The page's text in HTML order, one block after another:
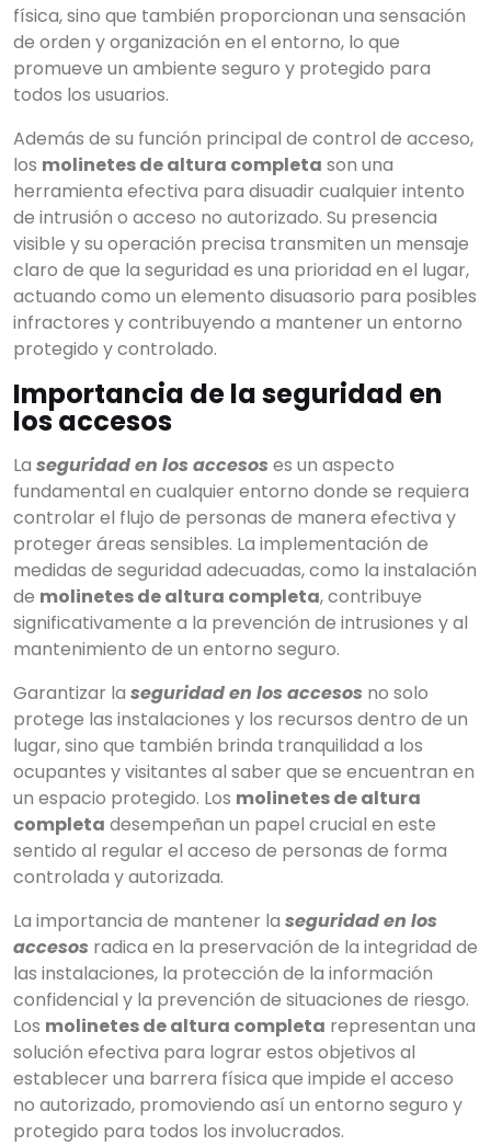
física, sino que también proporcionan una sensación
de orden y organización en el entorno, lo que
promueve un ambiente seguro y protegido para
todos los usuarios.
Además de su función principal de control de acceso,
los molinetes de altura completa son una
herramienta efectiva para disuadir cualquier intento
de intrusión o acceso no autorizado. Su presencia
visible y su operación precisa transmiten un mensaje
claro de que la seguridad es una prioridad en el lugar,
actuando como un elemento disuasorio para posibles
infractores y contribuyendo a mantener un entorno
protegido y controlado.
Importancia de la seguridad en
los accesos
La seguridad en los accesos es un aspecto
fundamental en cualquier entorno donde se requiera
controlar el flujo de personas de manera efectiva y
proteger áreas sensibles. La implementación de
medidas de seguridad adecuadas, como la instalación
de molinetes de altura completa, contribuye
significativamente a la prevención de intrusiones y al
mantenimiento de un entorno seguro.
Garantizar la seguridad en los accesos no solo
protege las instalaciones y los recursos dentro de un
lugar, sino que también brinda tranquilidad a los
ocupantes y visitantes al saber que se encuentran en
un espacio protegido. Los molinetes de altura
completa desempeñan un papel crucial en este
sentido al regular el acceso de personas de forma
controlada y autorizada.
La importancia de mantener la seguridad en los
accesos radica en la preservación de la integridad de
las instalaciones, la protección de la información
confidencial y la prevención de situaciones de riesgo.
Los molinetes de altura completa representan una
solución efectiva para lograr estos objetivos al
establecer una barrera física que impide el acceso
no autorizado, promoviendo así un entorno seguro y
protegido para todos los involucrados.